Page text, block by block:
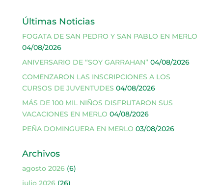
Últimas Noticias
FOGATA DE SAN PEDRO Y SAN PABLO EN MERLO
04/08/2026
ANIVERSARIO DE “SOY GARRAHAN” 04/08/2026
COMENZARON LAS INSCRIPCIONES A LOS
CURSOS DE JUVENTUDES 04/08/2026
MÁS DE 100 MIL NIÑOS DISFRUTARON SUS
VACACIONES EN MERLO 04/08/2026
PEÑA DOMINGUERA EN MERLO 03/08/2026
Archivos
agosto 2026(6)
julio 2026(26)